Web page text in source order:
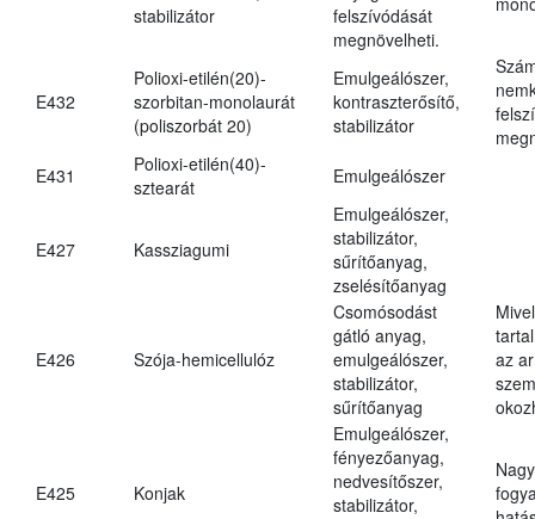
stabilizátor
felszívódását
megnövelheti.
E432
Polioxi-etilén(20)-
szorbitan-monolaurát
(poliszorbát 20)
Emulgeálószer,
kontraszterősítő,
stabilizátor
E431
Polioxi-etilén(40)-
sztearát
Emulgeálószer
E427 Kassziagumi
Emulgeálószer,
stabilizátor,
sűrítőanyag,
zselésítőanyag
E426 Szója-hemicellulóz
Csomósodást
gátló anyag,
emulgeálószer,
stabilizátor,
sűrítőanyag
az
E425 Konjak
Emulgeálószer,
fényezőanyag,
nedvesítőszer,
stabilizátor,